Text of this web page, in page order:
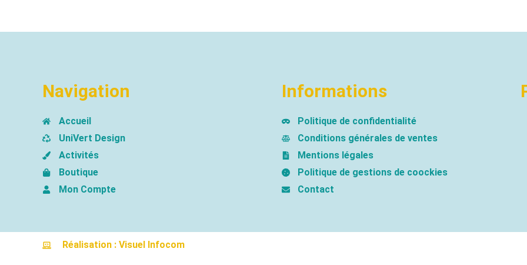
Navigation Informations
Accueil
UniVert Design
Activités
Boutique
Mon Compte
Politique de confidentialité
Conditions générales de ventes
Mentions légales
Politique de gestions de coockies
Contact
Réalisation : Visuel Infocom